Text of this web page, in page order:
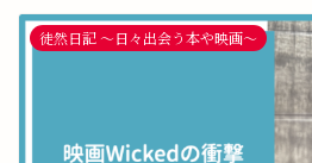
徒然日記 〜日々出会う本や映画〜